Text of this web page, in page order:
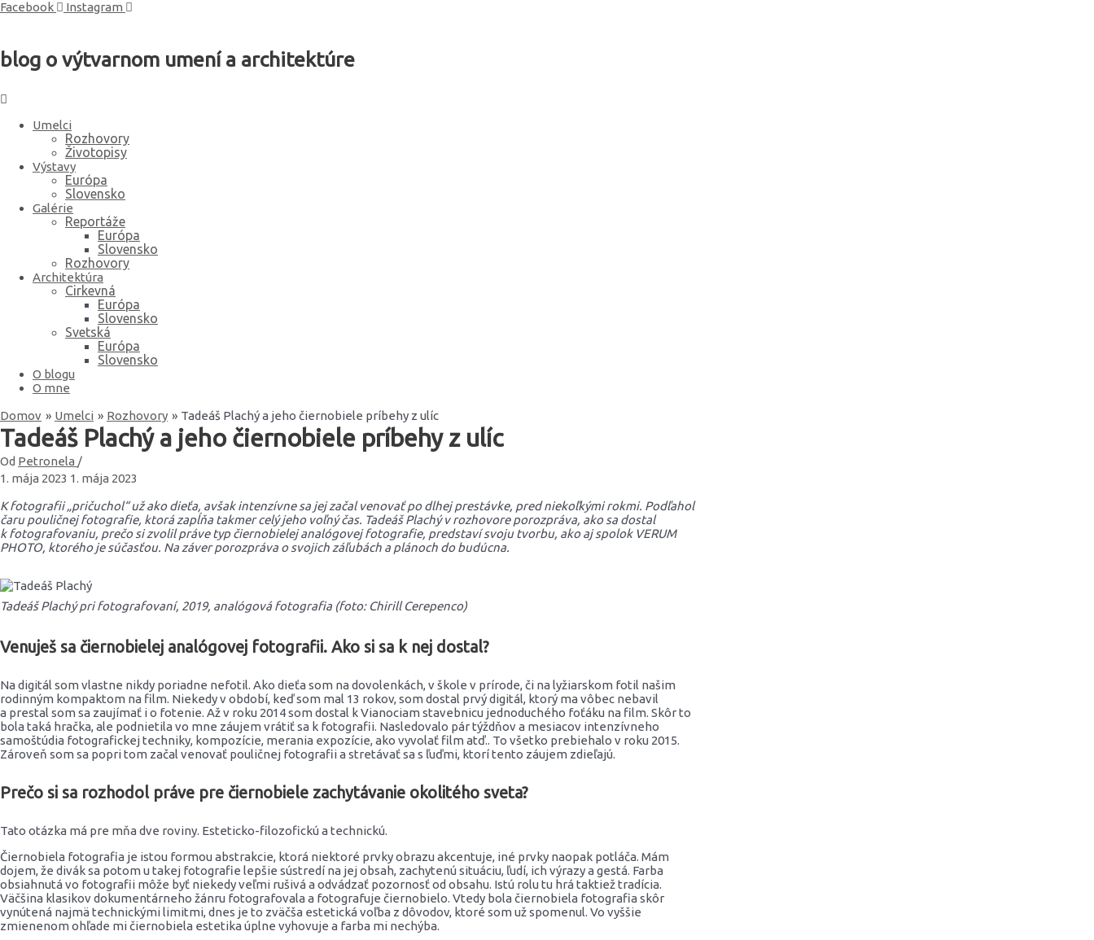
Preskočiť
Facebook Instagram
blog o výtvarnom umení a architektúre
Umelci
Rozhovory
Životopisy
Výstavy
Európa
Slovensko
Galérie
Reportáže
Európa
Slovensko
Rozhovory
Architektúra
Cirkevná
Európa
Slovensko
Svetská
Európa
Slovensko
O blogu
O mne
Domov
Umelci Rozhovory Tadeáš Plachý a jeho čiernobiele príbehy z ulíc
Tadeáš Plachý a jeho čiernobiele príbehy z ulíc
Od Petronela /
1. mája 2023 1. mája 2023
K fotografii „pričuchol“ už ako dieťa, avšak intenzívne sa jej začal venovať po dlhej prestávke, pred niekoľkými rokmi. Podľahol
čaru pouličnej fotografie, ktorá zapĺňa takmer celý jeho voľný čas. Tadeáš Plachý v rozhovore porozpráva, ako sa dostal
k fotografovaniu, prečo si zvolil práve typ čiernobielej analógovej fotografie, predstaví svoju tvorbu, ako aj spolok VERUM
PHOTO, ktorého je súčasťou. Na záver porozpráva o svojich záľubách a plánoch do budúcna.
Tadeáš Plachý pri fotografovaní, 2019, analógová fotografia (foto: Chirill Cerepenco)
Venuješ sa čiernobielej analógovej fotografii. Ako si sa k nej dostal?
Na digitál som vlastne nikdy poriadne nefotil. Ako dieťa som na dovolenkách, v škole v prírode, či na lyžiarskom fotil našim
rodinným kompaktom na film. Niekedy v období, keď som mal 13 rokov, som dostal prvý digitál, ktorý ma vôbec nebavil
a prestal som sa zaujímať i o fotenie. Až v roku 2014 som dostal k Vianociam stavebnicu jednoduchého foťáku na film. Skôr to
bola taká hračka, ale podnietila vo mne záujem vrátiť sa k fotografii. Nasledovalo pár týždňov a mesiacov intenzívneho
samoštúdia fotografickej techniky, kompozície, merania expozície, ako vyvolať film atď.. To všetko prebiehalo v roku 2015.
Zároveň som sa popri tom začal venovať pouličnej fotografii a stretávať sa s ľuďmi, ktorí tento záujem zdieľajú.
Prečo si sa rozhodol práve pre čiernobiele zachytávanie okolitého sveta?
Tato otázka má pre mňa dve roviny. Esteticko-filozofickú a technickú.
Čiernobiela fotografia je istou formou abstrakcie, ktorá niektoré prvky obrazu akcentuje, iné prvky naopak potláča. Mám
dojem, že divák sa potom u takej fotografie lepšie sústredí na jej obsah, zachytenú situáciu, ľudí, ich výrazy a gestá. Farba
obsiahnutá vo fotografii môže byť niekedy veľmi rušivá a odvádzať pozornosť od obsahu. Istú rolu tu hrá taktiež tradícia.
Väčšina klasikov dokumentárneho žánru fotografovala a fotografuje čiernobielo. Vtedy bola čiernobiela fotografia skôr
vynútená najmä technickými limitmi, dnes je to zväčša estetická voľba z dôvodov, ktoré som už spomenul. Vo vyššie
zmienenom ohľade mi čiernobiela estetika úplne vyhovuje a farba mi nechýba.